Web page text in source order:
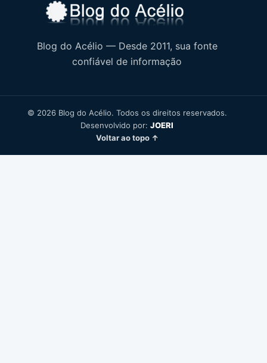
Blog do Acélio — Desde 2011, sua fonte
confiável de informação
© 2026 Blog do Acélio. Todos os direitos reservados.
Desenvolvido por: JOERI
Voltar ao topo ↑